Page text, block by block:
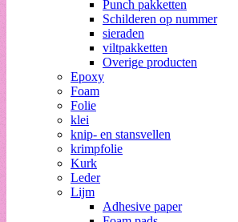
Punch pakketten
Schilderen op nummer
sieraden
viltpakketten
Overige producten
Epoxy
Foam
Folie
klei
knip- en stansvellen
krimpfolie
Kurk
Leder
Lijm
Adhesive paper